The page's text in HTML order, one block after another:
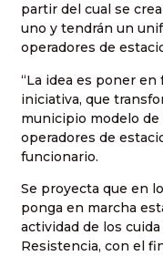
partir del cual se
uno y tendrán un
operadores de
“La idea es poner
iniciativa, que
municipio modelo de
operadores de
funcionario.
Se proyecta que en
ponga en marcha
actividad de los
Resistencia, con el